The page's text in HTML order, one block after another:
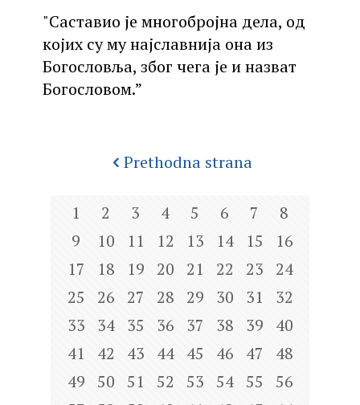
"Саставио је многобројна дела, од
којих су му најславнија она из
Богословља, због чега је и назват
Богословом.”
Prethodna strana
1 2 3 4 5 6 7
8
9
10 11 12 13 14 15
16
17
18 19 20 21 22 23
24
25
26 27 28 29 30 31
32
33
34 35 36 37 38 39
40
41
42 43 44 45 46 47
48
49
50 51 52 53 54 55
56